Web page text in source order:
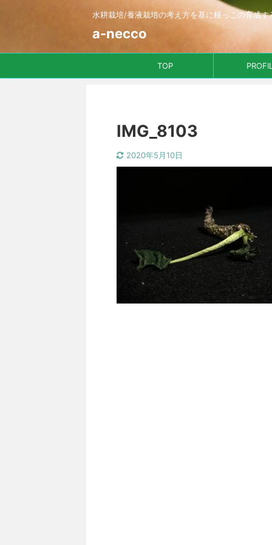
水耕栽培/養液栽培の考え方を基に根っこの育成す
a-necco
TOP
IMG_8103
2020年5月10日